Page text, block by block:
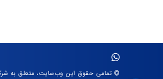
© تمامی حقوق این وب‌سایت، متعلق به